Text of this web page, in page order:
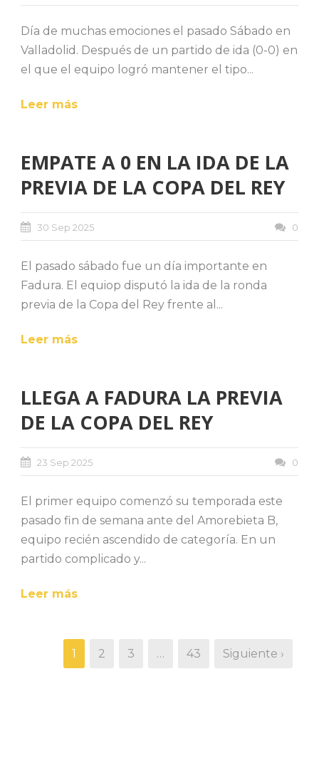
Día de muchas emociones el pasado Sábado en
Valladolid. Después de un partido de ida (0-0) en
el que el equipo logró mantener el tipo...
Leer más
EMPATE A 0 EN LA IDA DE LA
PREVIA DE LA COPA DEL REY
30 Sep 2025 0
El pasado sábado fue un día importante en
Fadura. El equiop disputó la ida de la ronda
previa de la Copa del Rey frente al...
Leer más
LLEGA A FADURA LA PREVIA
DE LA COPA DEL REY
23 Sep 2025 0
El primer equipo comenzó su temporada este
pasado fin de semana ante del Amorebieta B,
equipo recién ascendido de categoría. En un
partido complicado y...
Leer más
1 2 3 … 43 Siguiente ›